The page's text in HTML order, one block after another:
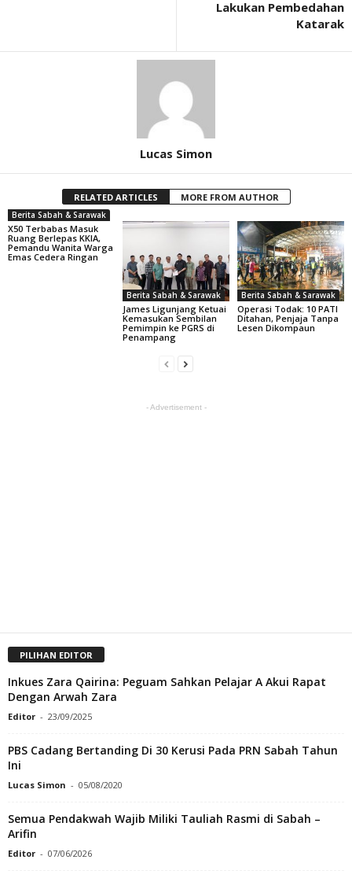
Lakukan Pembedahan
Katarak
Lucas Simon
RELATED ARTICLES MORE FROM AUTHOR
Berita Sabah & Sarawak
X50 Terbabas Masuk
Ruang Berlepas KKIA,
Pemandu Wanita Warga
Emas Cedera Ringan
Berita Sabah & Sarawak
James Ligunjang Ketuai
Kemasukan Sembilan
Pemimpin ke PGRS di
Penampang
Berita Sabah & Sarawak
Operasi Todak: 10 PATI
Ditahan, Penjaja Tanpa
Lesen Dikompaun
- Advertisement -
PILIHAN EDITOR
Inkues Zara Qairina: Peguam Sahkan Pelajar A Akui Rapat
Dengan Arwah Zara
Editor - 23/09/2025
PBS Cadang Bertanding Di 30 Kerusi Pada PRN Sabah Tahun
Ini
Lucas Simon - 05/08/2020
Semua Pendakwah Wajib Miliki Tauliah Rasmi di Sabah –
Arifin
Editor - 07/06/2026